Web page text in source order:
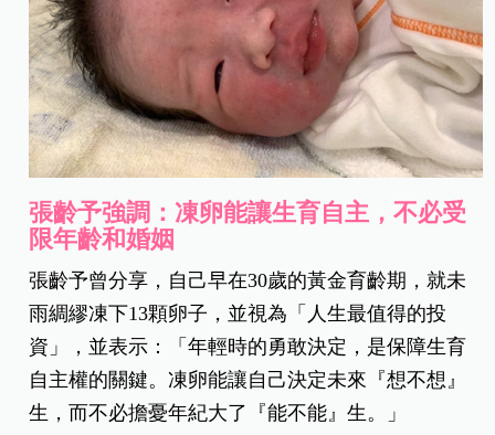
張齡予強調：凍卵能讓生育自主，不必受
限年齡和婚姻
張齡予曾分享，自己早在30歲的黃金育齡期，就未
雨綢繆凍下13顆卵子，並視為「人生最值得的投
資」，並表示：「年輕時的勇敢決定，是保障生育
自主權的關鍵。凍卵能讓自己決定未來『想不想』
生，而不必擔憂年紀大了『能不能』生。」